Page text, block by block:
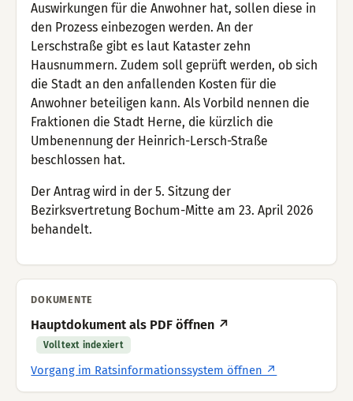
Auswirkungen für die Anwohner hat, sollen diese in
den Prozess einbezogen werden. An der
Lerschstraße gibt es laut Kataster zehn
Hausnummern. Zudem soll geprüft werden, ob sich
die Stadt an den anfallenden Kosten für die
Anwohner beteiligen kann. Als Vorbild nennen die
Fraktionen die Stadt Herne, die kürzlich die
Umbenennung der Heinrich-Lersch-Straße
beschlossen hat.
Der Antrag wird in der 5. Sitzung der
Bezirksvertretung Bochum-Mitte am 23. April 2026
behandelt.
DOKUMENTE
Hauptdokument als PDF öffnen ↗
Volltext indexiert
Vorgang im Ratsinformationssystem öffnen ↗